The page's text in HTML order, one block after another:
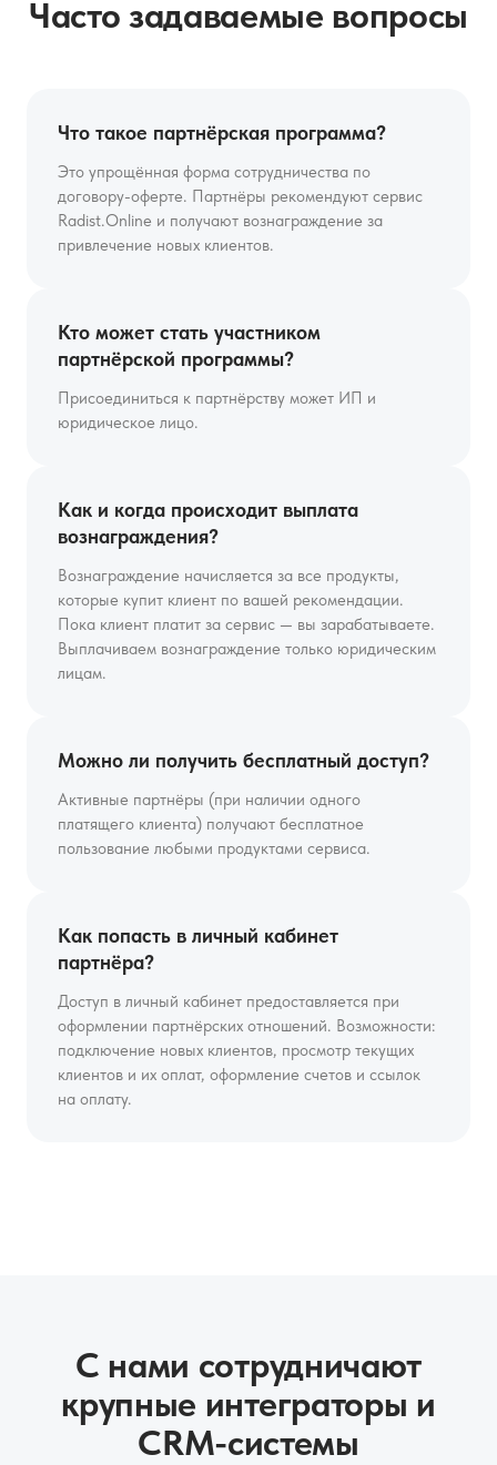
Часто задаваемые вопросы
Что такое партнёрская программа?
Это упрощённая форма сотрудничества по
договору-оферте. Партнёры рекомендуют сервис
Radist.Online и получают вознаграждение за
привлечение новых клиентов.
Кто может стать участником
партнёрской программы?
Присоединиться к партнёрству может ИП и
юридическое лицо.
Как и когда происходит выплата
вознаграждения?
Вознаграждение начисляется за все продукты,
которые купит клиент по вашей рекомендации.
Пока клиент платит за сервис — вы зарабатываете.
Выплачиваем вознаграждение только юридическим
лицам.
Можно ли получить бесплатный доступ?
Активные партнёры (при наличии одного
платящего клиента) получают бесплатное
пользование любыми продуктами сервиса.
Как попасть в личный кабинет
партнёра?
Доступ в личный кабинет предоставляется при
оформлении партнёрских отношений. Возможности:
подключение новых клиентов, просмотр текущих
клиентов и их оплат, оформление счетов и ссылок
на оплату.
С нами сотрудничают
крупные интеграторы и
CRM-системы